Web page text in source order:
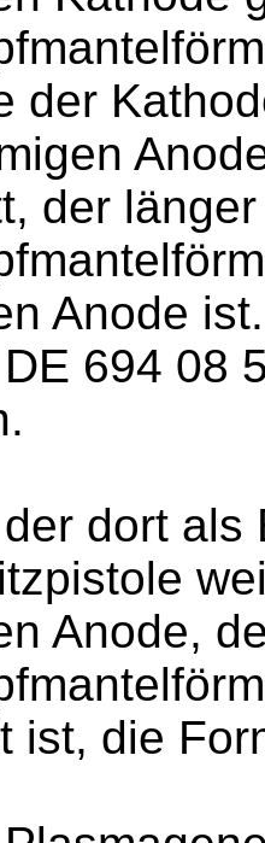
der
der
Anode
DE 694 08
dort als
Anode,
ist, die